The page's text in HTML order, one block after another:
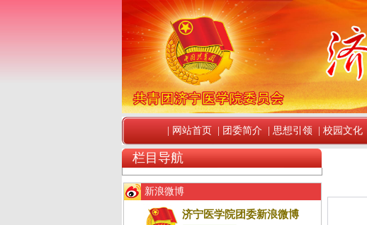
网站首页 团委简介 思想引领 校园文化
栏目导航
新浪微博
济宁医学院团委新浪微博